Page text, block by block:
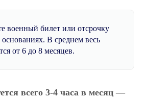
военный билет или отсрочку
В среднем весь
от 6 до 8 месяцев.
всего 3-4 часа в месяц —